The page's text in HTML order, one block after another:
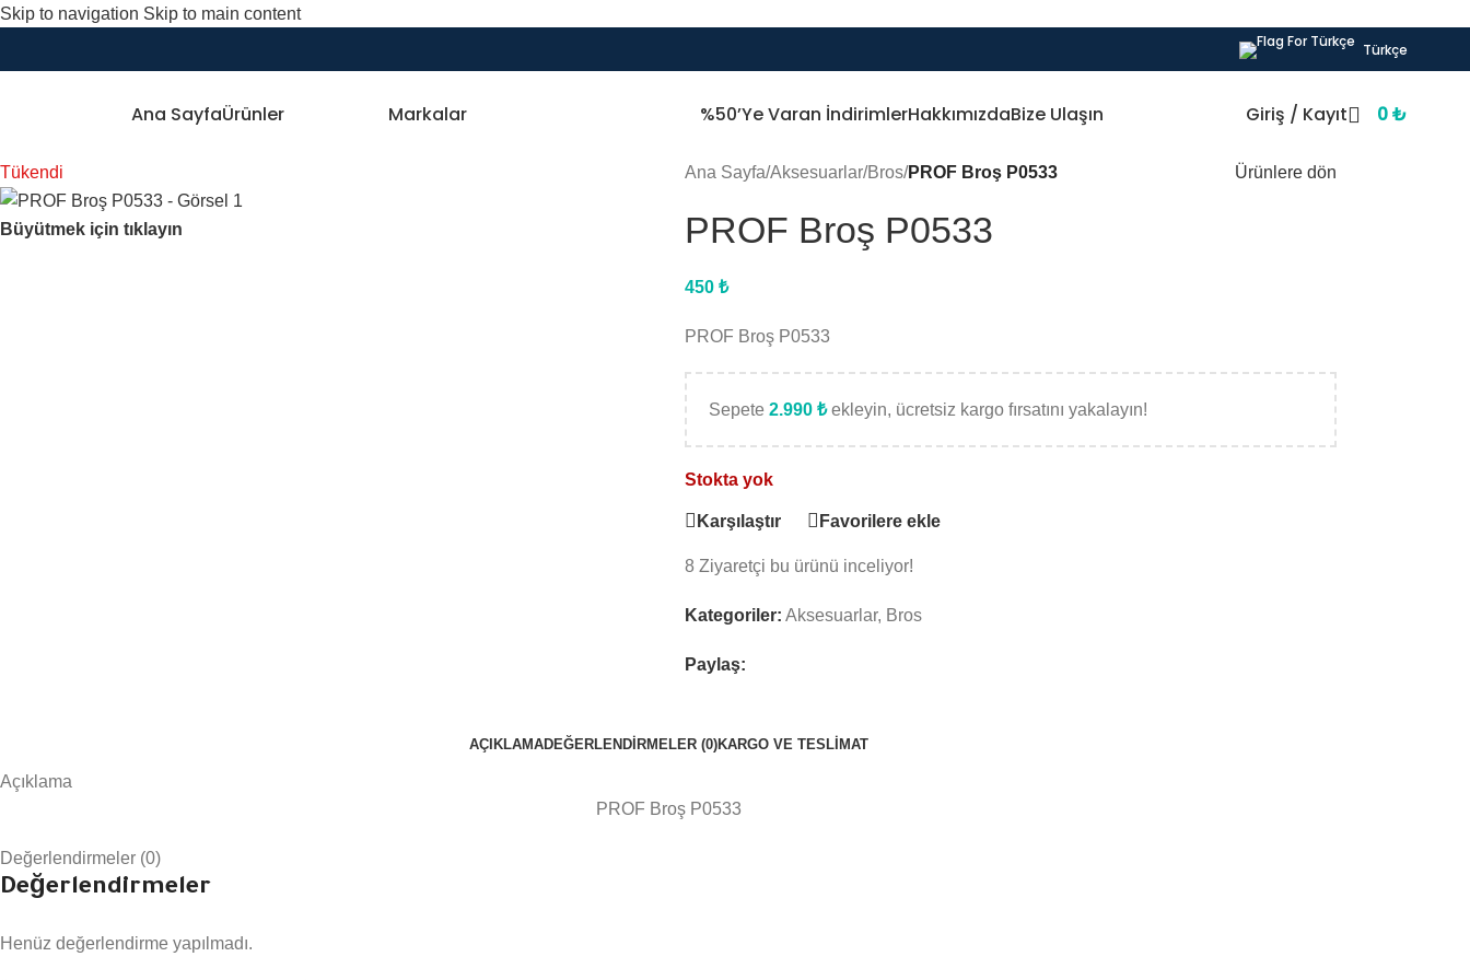
Skip to navigation Skip to main content
Türkçe
Ana SayfaÜrünler Markalar %50’ye Varan İndirimlerHakkımızdaBize Ulaşın Giriş / Kayıt 0₺
Tükendi
Büyütmek için tıklayın
Ana Sayfa/Aksesuarlar/Bros/PROF Broş P0533 Ürünlere dön
PROF Broş P0533
450 ₺
PROF Broş P0533
Sepete 2.990 ₺ekleyin, ücretsiz kargo fırsatını yakalayın!
Stokta yok
Karşılaştır Favorilere ekle
8 Ziyaretçi bu ürünü inceliyor!
Kategoriler: Aksesuarlar, Bros
Paylaş:
AÇIKLAMADEĞERLENDIRMELER (0)KARGO VE TESLIMAT
Açıklama
PROF Broş P0533
Değerlendirmeler (0)
Değerlendirmeler
Henüz değerlendirme yapılmadı.